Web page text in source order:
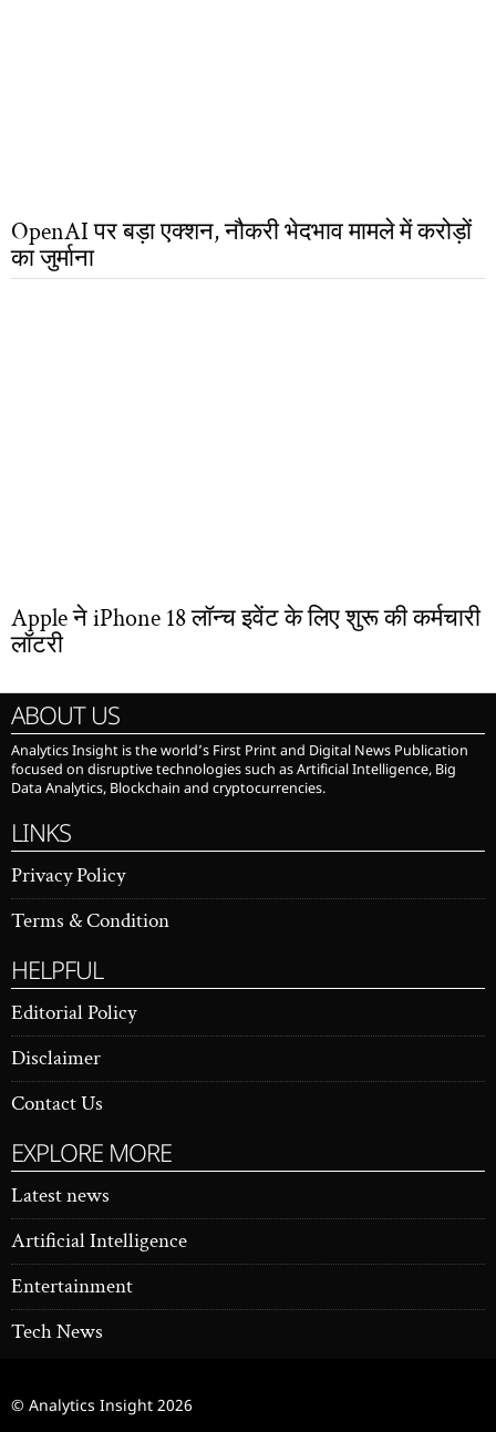
OpenAI पर बड़ा एक्शन, नौकरी भेदभाव मामले में करोड़ों
का जुर्माना
Apple ने iPhone 18 लॉन्च इवेंट के लिए शुरू की कर्मचारी
लॉटरी
ABOUT US
Analytics Insight is the world’s First Print and Digital News Publication
focused on disruptive technologies such as Artificial Intelligence, Big
Data Analytics, Blockchain and cryptocurrencies.
LINKS
Privacy Policy
Terms & Condition
HELPFUL
Editorial Policy
Disclaimer
Contact Us
EXPLORE MORE
Latest news
Artificial Intelligence
Entertainment
Tech News
© Analytics Insight 2026